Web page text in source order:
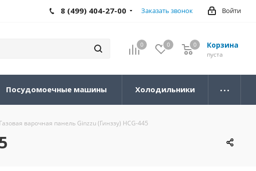
Войти
8 (499) 404-27-00 Заказать звонок
0 0 Корзина
0
пуста
0
Посудомоечные машины Холодильники
Газовая варочная панель Ginzzu (Гинззу) HCG-445